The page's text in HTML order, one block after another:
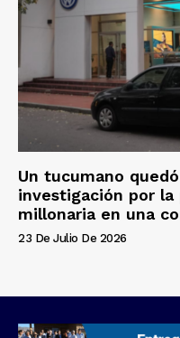
Un tucumano
investigación por
millonaria en una
23 De Julio De 2026